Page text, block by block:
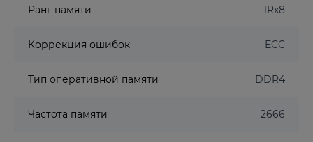
Ранг памяти 1Rx8
Коррекция ошибок ECC
Тип оперативной памяти DDR4
Частота памяти 2666